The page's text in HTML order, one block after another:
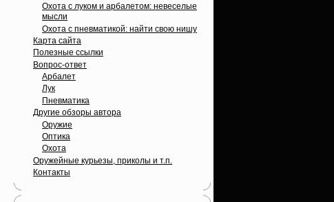
Охота с луком и арбалетом: невеселые
мысли
Охота с пневматикой: найти свою нишу
Карта сайта
Полезные ссылки
Вопрос-ответ
Арбалет
Лук
Пневматика
Другие обзоры автора
Оружие
Оптика
Охота
Оружейные курьезы, приколы и т.п.
Контакты